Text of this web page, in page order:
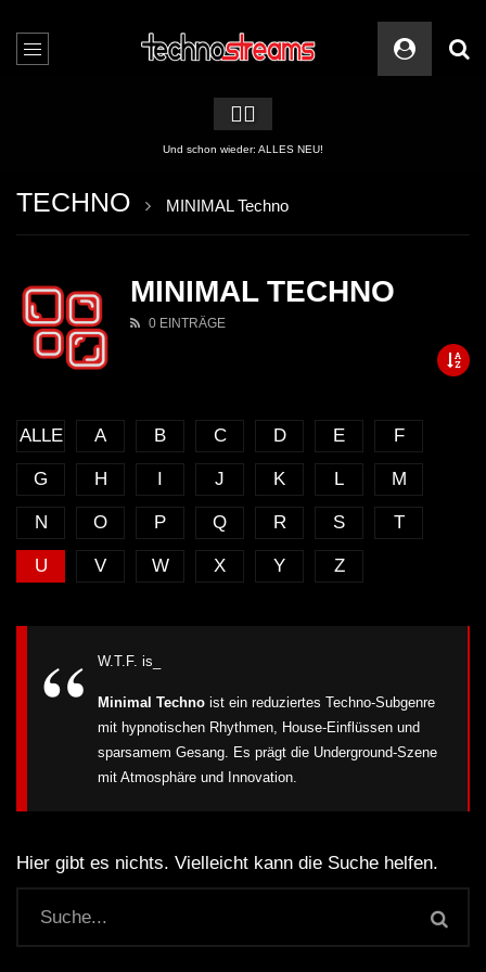
🏳️‍🌈
Und schon wieder: ALLES NEU!
TECHNO MINIMAL Techno
MINIMAL TECHNO
0 EINTRÄGE
ALLE A B C D E F
G H I J K L M
N O P Q R S T
U V W X Y Z
W.T.F. is_
Minimal Techno ist ein reduziertes Techno-Subgenre
mit hypnotischen Rhythmen, House-Einflüssen und
sparsamem Gesang. Es prägt die Underground-Szene
mit Atmosphäre und Innovation.
Hier gibt es nichts. Vielleicht kann die Suche helfen.